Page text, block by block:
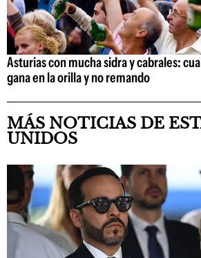
Asturias con mucha sidra y cabrales:
gana en la orilla y no remando
MÁS NOTICIAS DE
UNIDOS